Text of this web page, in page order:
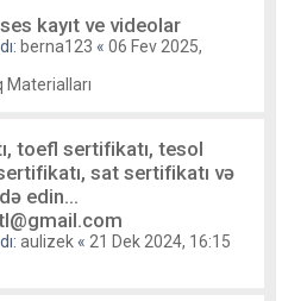
kayıt ve videolar
berna123 « 06 Fev 2025,
Materialları
toefl sertifikatı, tesol
sat sertifikatı və
edin...
aulizek « 21 Dek 2024, 16:15